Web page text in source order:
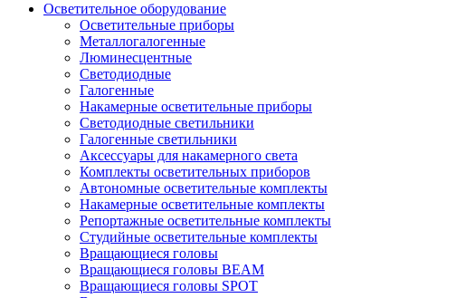
Осветительное оборудование
Осветительные приборы
Металлогалогенные
Люминесцентные
Светодиодные
Галогенные
Накамерные осветительные приборы
Светодиодные светильники
Галогенные светильники
Аксессуары для накамерного света
Комплекты осветительных приборов
Автономные осветительные комплекты
Накамерные осветительные комплекты
Репортажные осветительные комплекты
Студийные осветительные комплекты
Вращающиеся головы
Вращающиеся головы BEAM
Вращающиеся головы SPOT